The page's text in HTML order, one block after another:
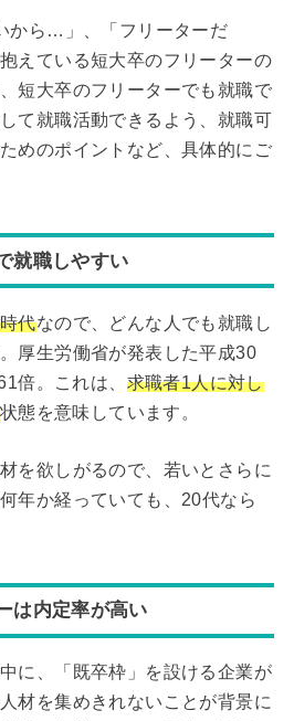
から…」、「フリーターだ
えている短大卒のフリーターの
短大卒のフリーターでも就職で
て就職活動できるよう、就職可
めのポイントなど、具体的にご
就職しやすい
代なので、どんな人でも就職し
厚生労働省が発表した平成30
倍。これは、 求職者1人に対し
状態を意味しています。
を欲しがるので、若いとさらに
年か経っていても、20代なら
は内定率が高い
に、「既卒枠」を設ける企業が
材を集めきれないことが背景に